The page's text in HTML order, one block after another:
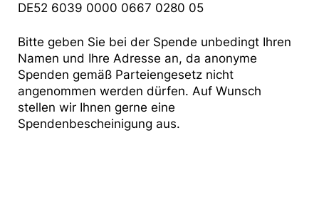
DE52 6039 0000 0667 0280 05
Bitte geben Sie bei der Spende unbedingt Ihren
Namen und Ihre Adresse an, da anonyme
Spenden gemäß Parteiengesetz nicht
angenommen werden dürfen. Auf Wunsch
stellen wir Ihnen gerne eine
Spendenbescheinigung aus.